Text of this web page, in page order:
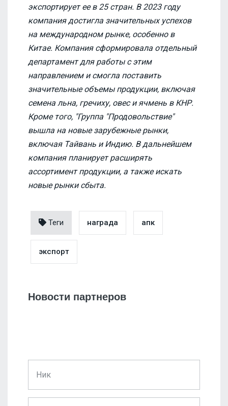
экспортирует ее в 25 стран. В 2023 году
компания достигла значительных успехов
на международном рынке, особенно в
Китае. Компания сформировала отдельный
департамент для работы с этим
направлением и смогла поставить
значительные объемы продукции, включая
семена льна, гречиху, овес и ячмень в КНР.
Кроме того, "Группа "Продовольствие"
вышла на новые зарубежные рынки,
включая Тайвань и Индию. В дальнейшем
компания планирует расширять
ассортимент продукции, а также искать
новые рынки сбыта.
Теги награда апк
экспорт
Новости партнеров